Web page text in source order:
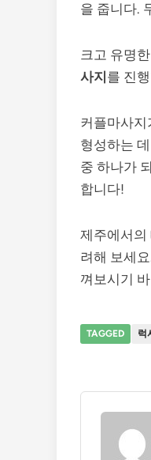
을 줍니다.
크고 유명
사지 를 진
커플마사지
형성하는
중 하나가
합니다!
제주에서의
려해 보세
껴보시기
TAGGED 럭